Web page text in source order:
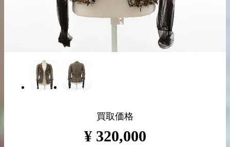
LINE査定
買取価格
¥ 320,000